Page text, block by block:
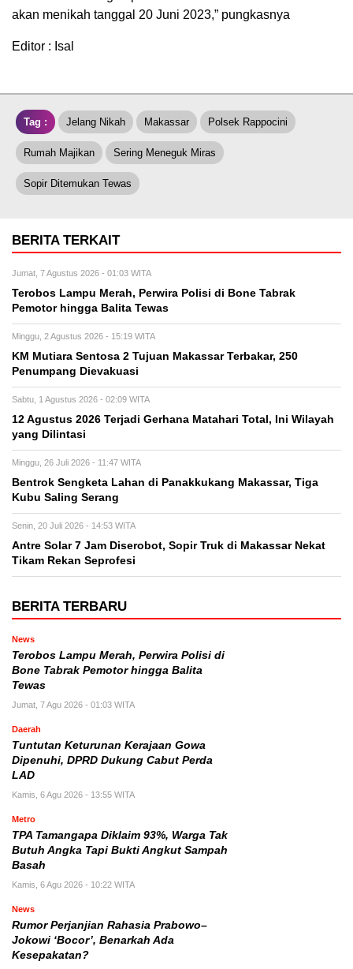
akan menikah tanggal 20 Juni 2023,” pungkasnya
Editor : Isal
Tag : Jelang Nikah Makassar Polsek Rappocini
Rumah Majikan Sering Meneguk Miras
Sopir Ditemukan Tewas
BERITA TERKAIT
Jumat, 7 Agustus 2026 - 01:03 WITA
Terobos Lampu Merah, Perwira Polisi di Bone Tabrak
Pemotor hingga Balita Tewas
Minggu, 2 Agustus 2026 - 15:19 WITA
KM Mutiara Sentosa 2 Tujuan Makassar Terbakar, 250
Penumpang Dievakuasi
Sabtu, 1 Agustus 2026 - 02:09 WITA
12 Agustus 2026 Terjadi Gerhana Matahari Total, Ini Wilayah
yang Dilintasi
Minggu, 26 Juli 2026 - 11:47 WITA
Bentrok Sengketa Lahan di Panakkukang Makassar, Tiga
Kubu Saling Serang
Senin, 20 Juli 2026 - 14:53 WITA
Antre Solar 7 Jam Diserobot, Sopir Truk di Makassar Nekat
Tikam Rekan Seprofesi
BERITA TERBARU
News
Terobos Lampu Merah, Perwira Polisi di
Bone Tabrak Pemotor hingga Balita
Tewas
Jumat, 7 Agu 2026 - 01:03 WITA
Daerah
Tuntutan Keturunan Kerajaan Gowa
Dipenuhi, DPRD Dukung Cabut Perda
LAD
Kamis, 6 Agu 2026 - 13:55 WITA
Metro
TPA Tamangapa Diklaim 93%, Warga Tak
Butuh Angka Tapi Bukti Angkut Sampah
Basah
Kamis, 6 Agu 2026 - 10:22 WITA
News
Rumor Perjanjian Rahasia Prabowo–
Jokowi ‘Bocor’, Benarkah Ada
Kesepakatan?